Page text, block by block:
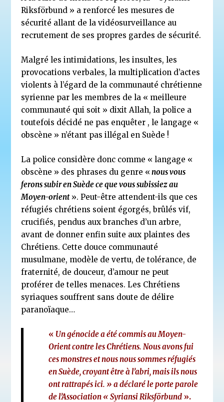
Riksförbund » a renforcé les mesures de
sécurité allant de la vidéosurveillance au
recrutement de ses propres gardes de sécurité.
Malgré les intimidations, les insultes, les
provocations verbales, la multiplication d’actes
violents à l’égard de la communauté chrétienne
syrienne par les membres de la « meilleure
communauté qui soit » dixit Allah, la police a
toutefois décidé ne pas enquêter , le langage «
obscène » n’étant pas illégal en Suède !
La police considère donc comme « langage «
obscène » des phrases du genre « nous vous
ferons subir en Suède ce que vous subissiez au
Moyen-orient». Peut-être attendent-ils que ces
réfugiés chrétiens soient égorgés, brûlés vif,
crucifiés, pendus aux branches d’un arbre,
avant de donner enfin suite aux plaintes des
Chrétiens. Cette douce communauté
musulmane, modèle de vertu, de tolérance, de
fraternité, de douceur, d’amour ne peut
proférer de telles menaces. Les Chrétiens
syriaques souffrent sans doute de délire
paranoïaque…
« Un génocide a été commis au Moyen-
Orient contre les Chrétiens. Nous avons fui
ces monstres et nous nous sommes réfugiés
en Suède, croyant être à l’abri, mais ils nous
ont rattrapés ici. » a déclaré le porte parole
de l’Association « Syriansi Riksförbund ».